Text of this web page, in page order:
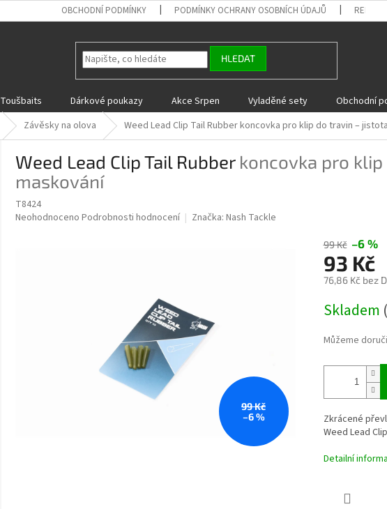
OBCHODNÍ PODMÍNKY PODMÍNKY OCHRANY OSOBNÍCH ÚDAJŮ
HLEDAT
Toušbaits Dárkové poukazy Akce Srpen Vyladěné sety Obchodní
Závěsky na olova Weed Lead Clip Tail Rubberkoncovka pro klip do travin –
Weed Lead Clip Tail Rubber koncovka pro
maskování
T8424
Průměrné
Neohodnoceno Podrobnosti hodnocení Značka: Nash Tackle
99 Kč
–6 %
99 Kč –6 %
93 Kč
76,86 Kč bez
cena:
Skladem
Můžeme
Zkrácené
Weed Lead
Detailní